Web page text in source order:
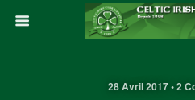
28 Avril 2017 • 2